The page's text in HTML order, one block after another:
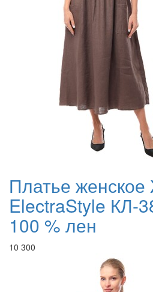
Платье
ElectraStyle КЛ-
100 % лен
10 300